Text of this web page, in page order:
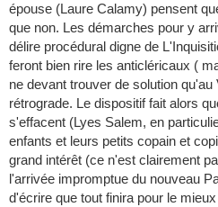
épouse (Laure Calamy) pensent
que non. Les démarches pour y
délire procédural digne de
feront bien rire les anticléricaux (
ne devant trouver de solution qu'au
rétrograde. Le dispositif fait alors
s'effacent (Lyes Salem, en
enfants et leurs petits copain et
grand intérêt (ce n'est clairement
l'arrivée impromptue du nouveau
d'écrire que tout finira pour le